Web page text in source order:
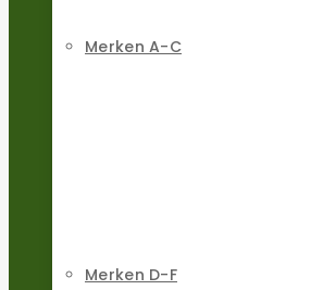
Merken A-C
Merken D-F